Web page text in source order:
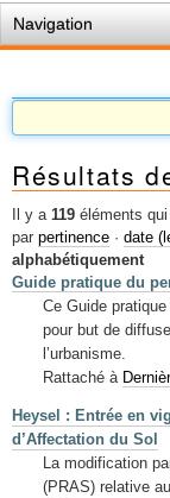
Navigation
Règles du jeu
Permis d'urbanisme
Cartographie
Etudes et publications
Mots-clés
Renseignements
Résultats
Il y a 119 éléments
par pertinence · date
alphabétiquement
Guide pratique du
Ce Guide
pour but de
l’urbanisme.
Rattaché à
Heysel : Entrée en
d’Affectation du Sol
La modification
(PRAS) relative